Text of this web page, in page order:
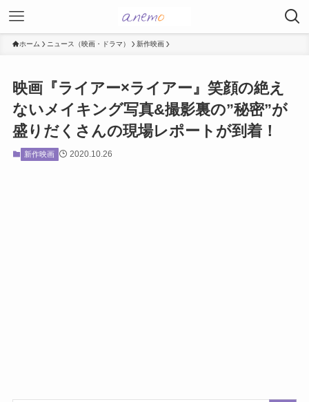
ホーム ニュース（映画・ドラマ） 新作映画
映画『ライアー×ライアー』笑顔の絶え
ないメイキング写真&撮影裏の”秘密”が
盛りだくさんの現場レポートが到着！
新作映画 2020.10.26